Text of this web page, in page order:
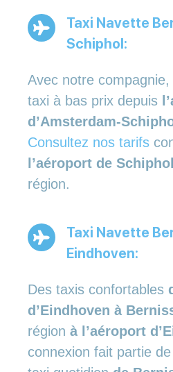
Taxi Navette
Schiphol:
Avec notre
taxi à bas prix depuis
d’Amsterdam-
Consultez nos tarifs
l’aéroport de Schiphol
région.
Taxi Navette
Eindhoven:
Des taxis confortables
d’Eindhoven à
région à l’aéroport
connexion fait partie